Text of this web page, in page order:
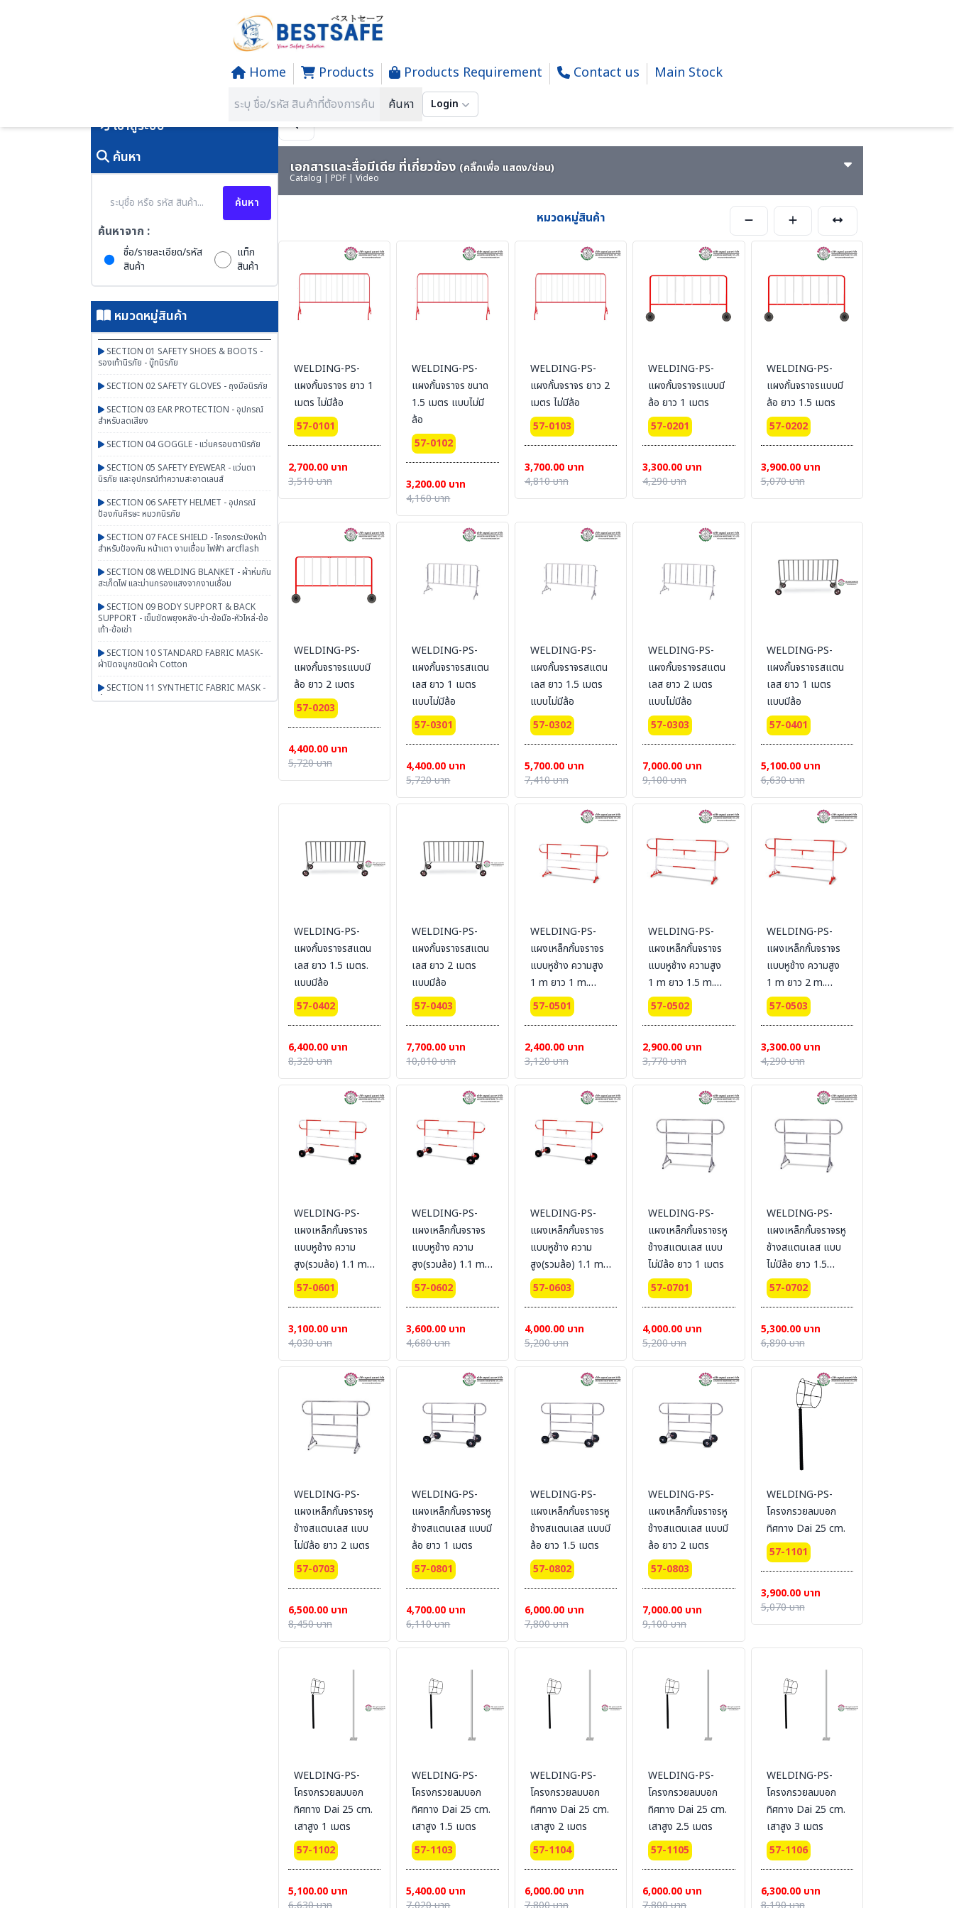
Home Products Products Requirement Contact us Main Stock
ค้นหา Login
SECTION 57 WELDING-PS ผลิตภัณฑ์ PIYAMANEESERVICE - งานผลิต แผงกั้น กรวยบอกทิศทางลม งานเชื่อม งานแปรรูปโลหะ
เข้าสู่ระบบ
ค้นหา
ค้นหา
ค้นหาจาก :
ชื่อ/รายละเอียด/รหัส
สินค้า
แท็ก
สินค้า
หมวดหมู่สินค้า
SECTION 01 SAFETY SHOES & BOOTS -
รองเท้านิรภัย - บู๊ทนิรภัย
SECTION 02 SAFETY GLOVES - ถุงมือนิรภัย
SECTION 03 EAR PROTECTION - อุปกรณ์
สำหรับลดเสียง
SECTION 04 GOGGLE - แว่นครอบตานิรภัย
SECTION 05 SAFETY EYEWEAR - แว่นตา
นิรภัย และอุปกรณ์ทำความสะอาดเลนส์
SECTION 06 SAFETY HELMET - อุปกรณ์
ป้องกันศีรษะ หมวกนิรภัย
SECTION 07 FACE SHIELD - โครงกระบังหน้า
สำหรับป้องกัน หน้าเตา งานเชื่อม ไฟฟ้า arcflash
SECTION 08 WELDING BLANKET - ผ้าห่มกัน
สะเก็ดไฟ และม่านกรองแสงจากงานเชื่อม
SECTION 09 BODY SUPPORT & BACK
SUPPORT - เข็มขัดพยุงหลัง-บ่า-ข้อมือ-หัวไหล่-ข้อ
เท้า-ข้อเข่า
SECTION 10 STANDARD FABRIC MASK-
ผ้าปิดจมูกชนิดผ้า Cotton
SECTION 11 SYNTHETIC FABRIC MASK -
ผ้าปิดจมูกเสริมใยสังเคราะห์ UN95 SERIES
เอกสารและสื่อมีเดีย ที่เกี่ยวข้อง (คลิ๊กเพื่อ แสดง/ซ่อน)
Catalog | PDF | Video
หมวดหมู่สินค้า
WELDING-PS-
แผงกั้นจราจร ยาว 1
เมตร ไม่มีล้อ
57-0101
2,700.00 บาท
3,510 บาท
WELDING-PS-
แผงกั้นจราจร ขนาด
1.5 เมตร แบบไม่มี
ล้อ
57-0102
3,200.00 บาท
4,160 บาท
WELDING-PS-
แผงกั้นจราจร ยาว 2
เมตร ไม่มีล้อ
57-0103
3,700.00 บาท
4,810 บาท
WELDING-PS-
แผงกั้นจราจรแบบมี
ล้อ ยาว 1 เมตร
57-0201
3,300.00 บาท
4,290 บาท
WELDING-PS-
แผงกั้นจราจรแบบมี
ล้อ ยาว 1.5 เมตร
57-0202
3,900.00 บาท
5,070 บาท
WELDING-PS-
แผงกั้นจราจรแบบมี
ล้อ ยาว 2 เมตร
57-0203
4,400.00 บาท
5,720 บาท
WELDING-PS-
แผงกั้นจราจรสแตน
เลส ยาว 1 เมตร
แบบไม่มีล้อ
57-0301
4,400.00 บาท
5,720 บาท
WELDING-PS-
แผงกั้นจราจรสแตน
เลส ยาว 1.5 เมตร
แบบไม่มีล้อ
57-0302
5,700.00 บาท
7,410 บาท
WELDING-PS-
แผงกั้นจราจรสแตน
เลส ยาว 2 เมตร
แบบไม่มีล้อ
57-0303
7,000.00 บาท
9,100 บาท
WELDING-PS-
แผงกั้นจราจรสแตน
เลส ยาว 1 เมตร
แบบมีล้อ
57-0401
5,100.00 บาท
6,630 บาท
WELDING-PS-
แผงกั้นจราจรสแตน
เลส ยาว 1.5 เมตร.
แบบมีล้อ
57-0402
6,400.00 บาท
8,320 บาท
WELDING-PS-
แผงกั้นจราจรสแตน
เลส ยาว 2 เมตร
แบบมีล้อ
57-0403
7,700.00 บาท
10,010 บาท
WELDING-PS-
แผงเหล็กกั้นจราจร
แบบหูช้าง ความสูง
1 m ยาว 1 m.
#แบบไม่มีล้อ
57-0501
2,400.00 บาท
3,120 บาท
WELDING-PS-
แผงเหล็กกั้นจราจร
แบบหูช้าง ความสูง
1 m ยาว 1.5 m.
#แบบไม่มีล้อ
57-0502
2,900.00 บาท
3,770 บาท
WELDING-PS-
แผงเหล็กกั้นจราจร
แบบหูช้าง ความสูง
1 m ยาว 2 m.
#แบบไม่มีล้อ
57-0503
3,300.00 บาท
4,290 บาท
WELDING-PS-
แผงเหล็กกั้นจราจร
แบบหูช้าง ความ
สูง(รวมล้อ) 1.1 m
ยาว 1 m. #แบบมี
ล้อ
57-0601
3,100.00 บาท
4,030 บาท
WELDING-PS-
แผงเหล็กกั้นจราจร
แบบหูช้าง ความ
สูง(รวมล้อ) 1.1 m
ยาว 1.5 m. #แบบมี
ล้อ
57-0602
3,600.00 บาท
4,680 บาท
WELDING-PS-
แผงเหล็กกั้นจราจร
แบบหูช้าง ความ
สูง(รวมล้อ) 1.1 m
ยาว 2 m. #แบบมี
ล้อ
57-0603
4,000.00 บาท
5,200 บาท
WELDING-PS-
แผงเหล็กกั้นจราจรหู
ช้างสแตนเลส แบบ
ไม่มีล้อ ยาว 1 เมตร
57-0701
4,000.00 บาท
5,200 บาท
WELDING-PS-
แผงเหล็กกั้นจราจรหู
ช้างสแตนเลส แบบ
ไม่มีล้อ ยาว 1.5
เมตร
57-0702
5,300.00 บาท
6,890 บาท
WELDING-PS-
แผงเหล็กกั้นจราจรหู
ช้างสแตนเลส แบบ
ไม่มีล้อ ยาว 2 เมตร
57-0703
6,500.00 บาท
8,450 บาท
WELDING-PS-
แผงเหล็กกั้นจราจรหู
ช้างสแตนเลส แบบมี
ล้อ ยาว 1 เมตร
57-0801
4,700.00 บาท
6,110 บาท
WELDING-PS-
แผงเหล็กกั้นจราจรหู
ช้างสแตนเลส แบบมี
ล้อ ยาว 1.5 เมตร
57-0802
6,000.00 บาท
7,800 บาท
WELDING-PS-
แผงเหล็กกั้นจราจรหู
ช้างสแตนเลส แบบมี
ล้อ ยาว 2 เมตร
57-0803
7,000.00 บาท
9,100 บาท
WELDING-PS-
โครงกรวยลมบอก
ทิศทาง Dai 25 cm.
57-1101
3,900.00 บาท
5,070 บาท
WELDING-PS-
โครงกรวยลมบอก
ทิศทาง Dai 25 cm.
เสาสูง 1 เมตร
57-1102
5,100.00 บาท
WELDING-PS-
โครงกรวยลมบอก
ทิศทาง Dai 25 cm.
เสาสูง 1.5 เมตร
57-1103
5,400.00 บาท
WELDING-PS-
โครงกรวยลมบอก
ทิศทาง Dai 25 cm.
เสาสูง 2 เมตร
57-1104
6,000.00 บาท
WELDING-PS-
โครงกรวยลมบอก
ทิศทาง Dai 25 cm.
เสาสูง 2.5 เมตร
57-1105
6,000.00 บาท
WELDING-PS-
โครงกรวยลมบอก
ทิศทาง Dai 25 cm.
เสาสูง 3 เมตร
57-1106
6,300.00 บาท